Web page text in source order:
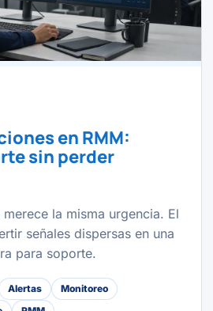
en RMM:
sin perder
la misma urgencia. El
señales dispersas en una
para soporte.
Alertas
Monitoreo